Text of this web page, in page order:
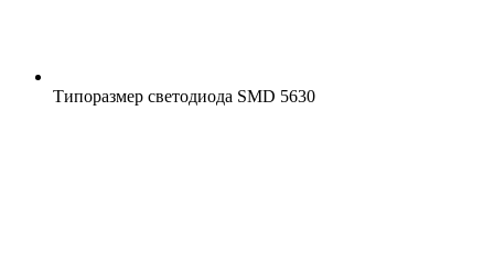
Типоразмер светодиода SMD 5630